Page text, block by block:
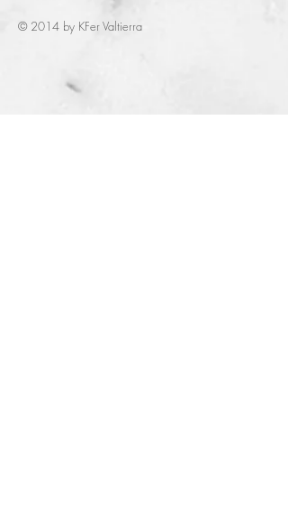
© 2014 by KFer Valtierra